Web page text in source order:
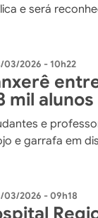
e será
03/2026 - 10h22
mil alunos
e
e garrafa em
03/2026 - 09h18